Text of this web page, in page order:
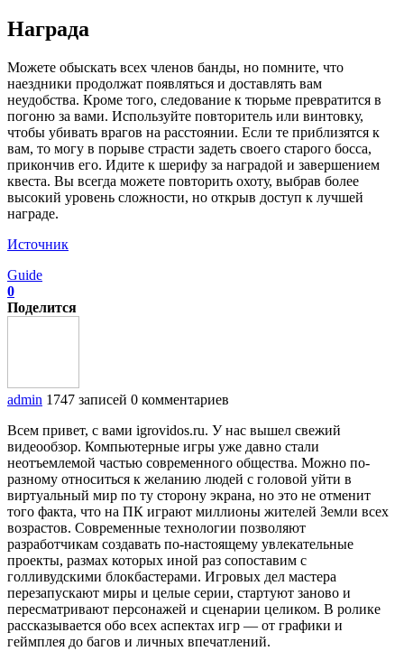
Награда
Можете обыскать всех членов банды, но помните, что
наездники продолжат появляться и доставлять вам
неудобства. Кроме того, следование к тюрьме превратится в
погоню за вами. Используйте повторитель или винтовку,
чтобы убивать врагов на расстоянии. Если те приблизятся к
вам, то могу в порыве страсти задеть своего старого босса,
прикончив его. Идите к шерифу за наградой и завершением
квеста. Вы всегда можете повторить охоту, выбрав более
высокий уровень сложности, но открыв доступ к лучшей
награде.
Источник
Guide
0
Поделится
admin 1747 записей 0 комментариев
Всем привет, с вами igrovidos.ru. У нас вышел свежий
видеообзор. Компьютерные игры уже давно стали
неотъемлемой частью современного общества. Можно по-
разному относиться к желанию людей с головой уйти в
виртуальный мир по ту сторону экрана, но это не отменит
того факта, что на ПК играют миллионы жителей Земли всех
возрастов. Современные технологии позволяют
разработчикам создавать по-настоящему увлекательные
проекты, размах которых иной раз сопоставим с
голливудскими блокбастерами. Игровых дел мастера
перезапускают миры и целые серии, стартуют заново и
пересматривают персонажей и сценарии целиком. В ролике
рассказывается обо всех аспектах игр — от графики и
геймплея до багов и личных впечатлений.